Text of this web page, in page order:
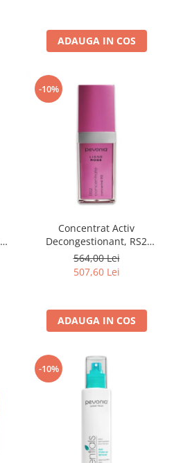
ADAUGA IN COS
-10%
Concentrat Activ
Decongestionant, RS2
Concentrate - 30ml
564,00 Lei
507,60 Lei
ADAUGA IN COS
-10%